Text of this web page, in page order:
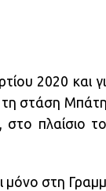
2020 και
τη στάση
πλαίσιο
μόνο στη